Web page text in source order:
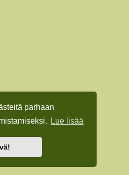
parhaan
Lue lisää